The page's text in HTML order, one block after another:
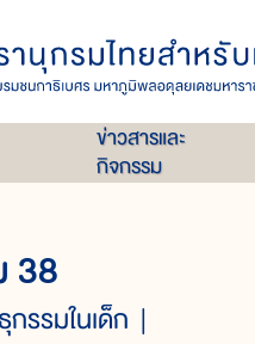
ข่าวสารและ
กิจกรรม
38
รรมในเด็ก